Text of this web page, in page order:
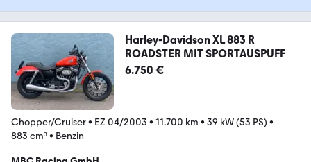
Harley-Davidson XL 883 R
ROADSTER MIT SPORTAUSPUFF
6.750 €
Chopper/Cruiser• EZ 04/2003 • 11.700 km • 39 kW (53 PS) •
883 cm³• Benzin